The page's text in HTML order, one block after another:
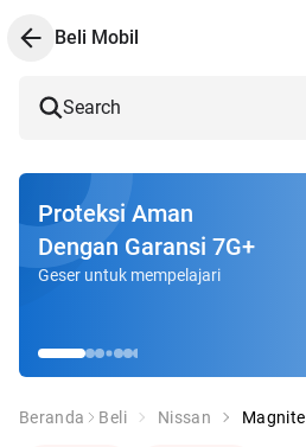
Beli Mobil
Search
Proteksi Aman
Dengan Garansi 7G+
Geser untuk mempelajari
Beranda Beli Nissan Magnite